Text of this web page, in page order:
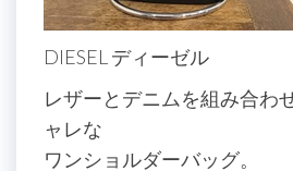
DIESEL ディーゼル
レザーとデニムを組み合わ
ャレな
ワンショルダーバッグ。